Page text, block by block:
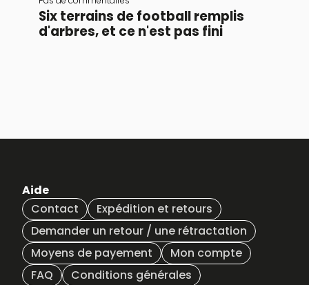
Six terrains de football remplis
d'arbres, et ce n'est pas fini
optimistes, tout comme The Vandal. Ils
croient que [...]
Aide
Contact
Expédition et retours
Demander un retour / une rétractation
Moyens de payement
Mon compte
FAQ
Conditions générales